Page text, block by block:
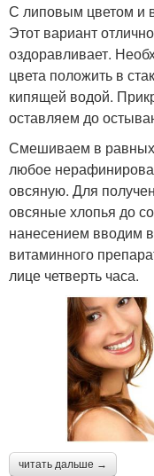
С липовым цветом и
Этот вариант
оздоравливает.
цвета положить в
кипящей водой.
оставляем до
Смешиваем в равных
любое
овсяную. Для
овсяные хлопья до
нанесением вводим
витаминного
лице четверть часа.
читать дальше →